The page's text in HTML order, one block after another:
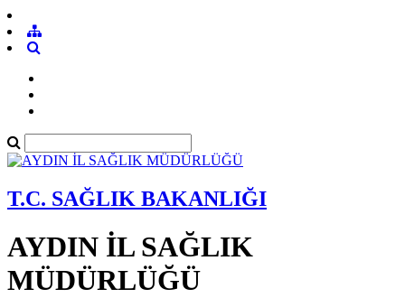
T.C. SAĞLIK BAKANLIĞI
AYDIN İL SAĞLIK
MÜDÜRLÜĞÜ